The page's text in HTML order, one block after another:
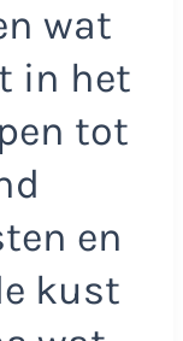
wat
in het
tot
en
kust